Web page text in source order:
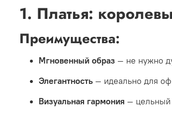
1. Платья:
Преимущества:
Мгновенный образ — не нужно
Элегантность — идеально для
Визуальная гармония — цельный